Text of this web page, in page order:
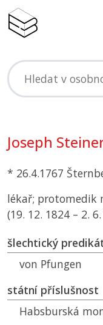
Joseph
* 26.4.1767
lékař; protomedik
(19. 12. 1824 – 2.
šlechtický
von Pfungen
státní příslušnost
Habsburská